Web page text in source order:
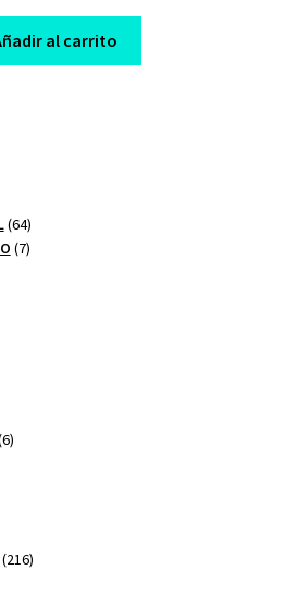
was:
$ 380,00.
is:
$ 10,00.
al carrito
6464
productos
77
66
216216